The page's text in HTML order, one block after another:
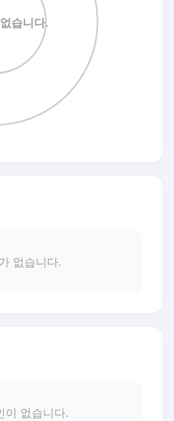
없습니다.
이 없습니다.